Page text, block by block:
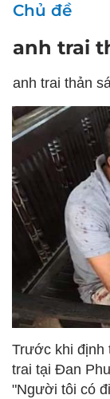
Chủ đề
anh trai
anh trai thản
Trước khi định
trai tại Đan
"Người tôi có